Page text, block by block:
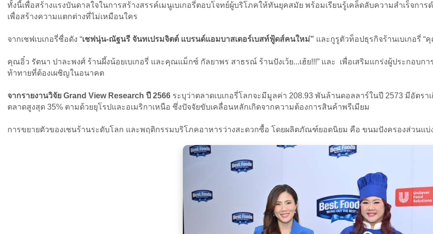
ทั้งนี้เพื่อสร้างแรงบันดาลใจในการสร้างสรรค์เมนูเบเกอรี่ตอบโจทย์ผู้บริโภคให้ทันยุคสมัย พร้อมเรียนรู้เคล็ดลับความสำเร็จก
เพื่อสร้างความแตกต่างที่ไม่เหมือนใคร
จากเชฟเบเกอรี่ชื่อดัง “เชฟนุ่น-ณัฐนรี จันทเปรมจิตต์ แบรนด์แอมบาสเดอร์เบสท์ฟู้ดส์คนใหม่” และกูรูตัวท็อปธุรกิจร้านเบเกอรี่
คุณอิ๋ว รัตนา ปาละพงศ์ ร้านผึ้งน้อยเบเกอรี่ และคุณแม็กซ์ กัลยาพร สาธรณ์ ร้านปังเว้ย...เฮ้ย!!!” และ เพื่อเสริมแกร่งผู้ประกอบ
ท้าทายที่ต้องเผชิญในอนาคต
จากรายงานวิจัย Grand View Research ปี 2566 ระบุว่าตลาดเบเกอรี่โลกจะมีมูลค่า 208.93 พันล้านดอลลาร์ในปี 2573 มีอัตร
ตลาดสูงสุด 35% ตามด้วยยุโรปและอเมริกาเหนือ ซึ่งปัจจัยขับเคลื่อนหลักเกิดจากความต้องการสินค้าพรีเมียม
การขยายตัวของเชนร้านระดับโลก และพฤติกรรมบริโภคอาหารว่างสะดวกซื้อ โดยผลิตภัณฑ์ยอดนิยม คือ ขนมปังครองส่วนแบ่